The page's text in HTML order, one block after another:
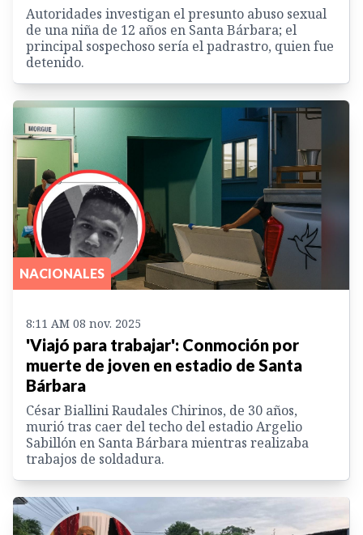
Autoridades investigan el presunto abuso sexual
de una niña de 12 años en Santa Bárbara; el
principal sospechoso sería el padrastro, quien fue
detenido.
NACIONALES
8:11 AM 08 nov. 2025
'Viajó para trabajar': Conmoción por
muerte de joven en estadio de Santa
Bárbara
César Biallini Raudales Chirinos, de 30 años,
murió tras caer del techo del estadio Argelio
Sabillón en Santa Bárbara mientras realizaba
trabajos de soldadura.